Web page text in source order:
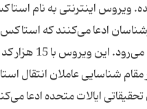
ویروس اینترنتی به نام
ادعا می‌کنند که استاکس
تاسیسات
مقام شناسایی عاملان انتقال